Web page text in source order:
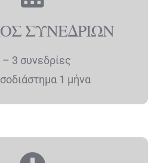
ΣΥΝΕΔΡΙΩΝ
– 3 συνεδρίες
1 μήνα